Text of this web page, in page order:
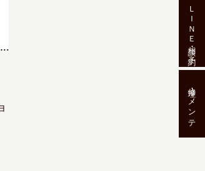
ＬＩＮＥ相談･予約
修理･メンテ